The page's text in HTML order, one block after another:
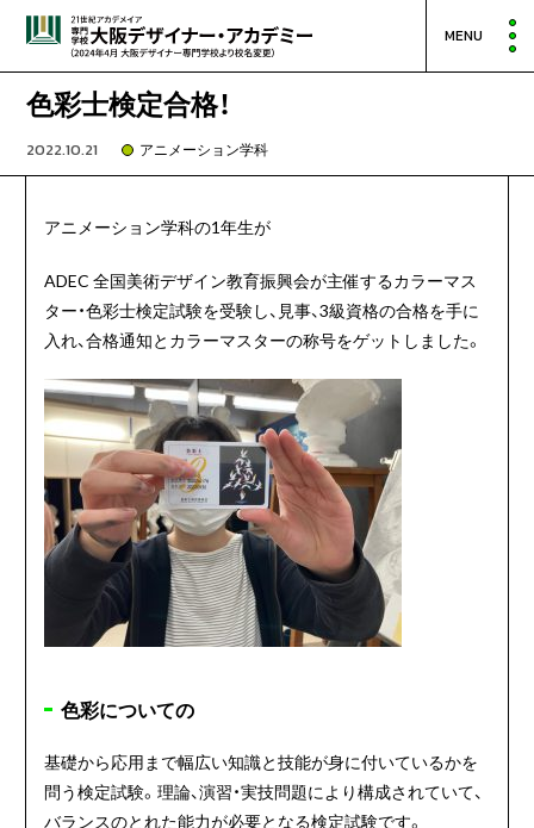
MENU
色彩士検定合格！
2022.10.21 アニメーション学科
アニメーション学科の1年生が
ADEC 全国美術デザイン教育振興会が主催するカラーマス
ター・色彩士検定試験を受験し、見事、3級資格の合格を手に
入れ、合格通知とカラーマスターの称号をゲットしました。
色彩についての
基礎から応用まで幅広い知識と技能が身に付いているかを
問う検定試験。理論、演習・実技問題により構成されていて、
バランスのとれた能力が必要となる検定試験です。